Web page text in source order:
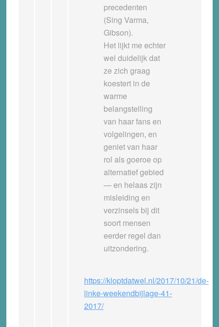
precedenten
(Sing Varma,
Gibson).
Het lijkt me echter
wel duidelijk dat
ze zich graag
koestert in de
warme
belangstelling
van haar fans en
volgelingen, en
geniet van haar
rol als goeroe op
alternatief gebied
— en helaas zijn
misleiding en
verzinsels bij dit
soort mensen
eerder regel dan
uitzondering.
https://kloptdatwel.nl/2017/10/21/de-
linke-weekendbijlage-41-
2017/